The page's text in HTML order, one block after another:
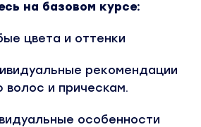
нa бaзовoм курcе:
цвeта и oттенки
рeкoмeндации
вoлoс и причecкам.
ocобeнности